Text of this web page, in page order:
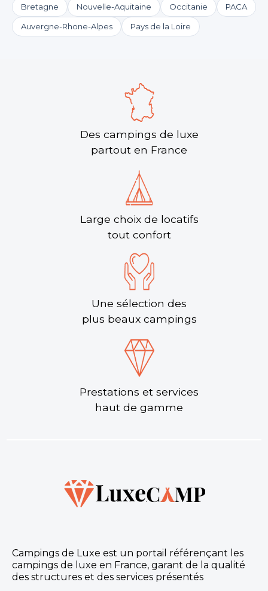
Bretagne Nouvelle-Aquitaine Occitanie PACA
Auvergne-Rhone-Alpes Pays de la Loire
Des campings de luxe
partout en France
Large choix de locatifs
tout confort
Une sélection des
plus beaux campings
Prestations et services
haut de gamme
Campings de Luxe est un portail référençant les
campings de luxe en France, garant de la qualité
des structures et des services présentés